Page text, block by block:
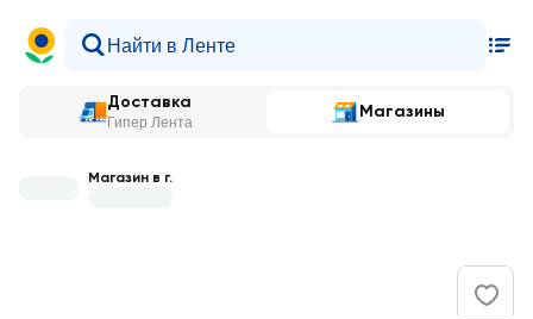
Доставка
Гипер Лента
Магазины
Магазин в г.